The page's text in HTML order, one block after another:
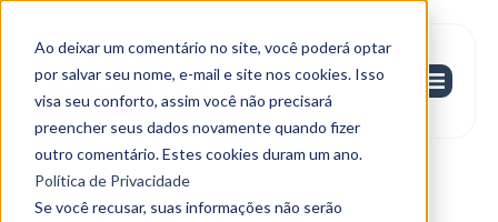
Ao deixar um comentário no site, você poderá optar
por salvar seu nome, e-mail e site nos cookies. Isso
visa seu conforto, assim você não precisará
preencher seus dados novamente quando fizer
outro comentário. Estes cookies duram um ano.
Política de Privacidade
Se você recusar, suas informações não serão